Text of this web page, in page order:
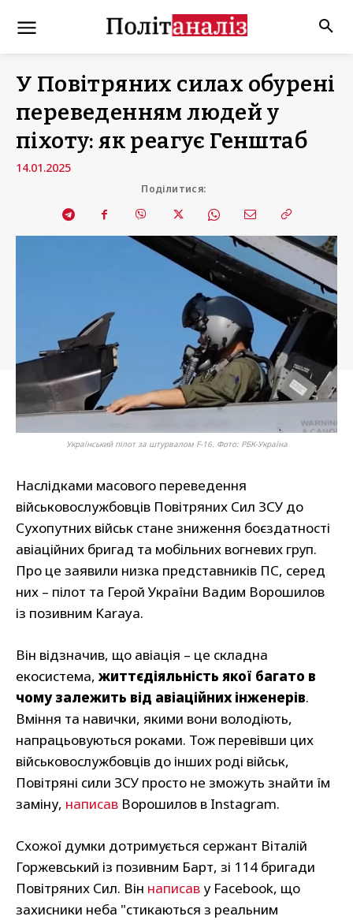
У Повітряних силах обурені
переведенням людей у
піхоту: як реагує Генштаб
14.01.2025
Поділитися:
Український пілот за штурвалом F-16. Фото: РБК-Україна
Наслідками масового переведення
військовослужбовців Повітряних Сил ЗСУ до
Сухопутних військ стане зниження боєздатності
авіаційних бригад та мобільних вогневих груп.
Про це заявили низка представників ПС, серед
них – пілот та Герой України Вадим Ворошилов
із позивним Karaya.
Він відзначив, що авіація – це складна
екосистема, життєдіяльність якої багато в
чому залежить від авіаційних інженерів.
Вміння та навички, якими вони володіють,
напрацьовуються роками. Тож перевівши цих
військовослужбовців до інших роді військ,
Повітряні сили ЗСУ просто не зможуть знайти їм
заміну, написав Ворошилов в Instagram.
Схожої думки дотримується сержант Віталій
Горжевський із позивним Барт, зі 114 бригади
Повітряних Сил. Він написав у Facebook, що
захисники неба "стикаються з реальним